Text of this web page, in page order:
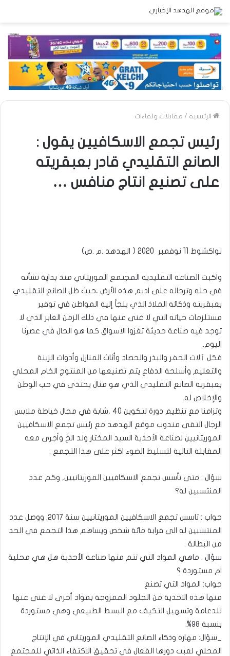
الرئيسية / مقابلات ولقاءات
رئيس تجمع الاسكافيين يقول :
الصانع التقليدي قادر بعبقريته
على تصنيع انتاج منافس …
نواكشوط 11 نوفمبر 2020 ( الهدهد .م .ص)
واكبت الصناعة التقليدية المجتمع الموريتاني منذ بداية نشأته
في حله وترحاله على اديم هذه الأرض ،حيث ظل الصانع التقليدي
بعبقريته وذكائه الملاذ الذي يلجأ إليه المواطن في توفير
مستلزمات حياته التي لا غنى عنها في ذلك الزمن الغابر الذي لا
توجد فيه صناعة حديثة تغزوا الاسواق كما هو الحال في عصرنا
اليوم.
فكل ٱلات الحفر والبذر والحصاد وأثاث المنازل وأدوات الزينة
والتعليم وأسلحة الدفاع يتم تصنيعها من المنتوج الخام المحلي
بعبقرية الصانع التقليدي الذي هو مثال يحتذى في حب الوطن
والإخلاص له.
وتزامنا مع تنظيم دورة لتكوين 40 ,شابة في مجال خياطة ملابس
الرجال التقى مندوب موقع الهدهد مع رئيس تجمع الاسكافيين
الموريتانيين لصناعة الأحذية السيد المختار ولد الخ وأجرى معه
المقابلة التالية لتسليط الضوء اكثر على هذا التجمع :
سؤال : متى تأسس تجمع الاسكافيين الموريتانيين, وكم عدد
المنتسبين له؟
جواب : تاسس تجمع الاسكافيين الموريتانيين سنة ٢٠١٧. ووصل عدد
المنتسبين له الى قرابة مائة شخص ويساهم هذا التجمع في الحد
من البطالة .
سؤال : ماهي المواد التي تتم منها صناعة الأحذية هل هي محلية
ام مستوردة ؟
جواب: المواد التي تصنع
منها هذه الاحذية من الجلود الممزوجة بمواد أخرى لا غنى عنها
للدعامة وتسهيل التكيف مع البسط الطبيعي وهي مستوردة
بنسبة ٩٨%.
_سؤال: مهارة وذكاء الصانع التقليدي الموريتاني في الإنتاج
المحلي لعبت دورها الفعال في تحقيق الاكتفاء الذاتي للمجتمع